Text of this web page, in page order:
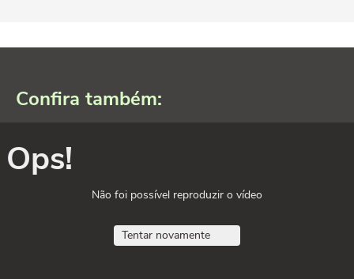
Confira também:
Ops!
Não foi possível reproduzir o vídeo
Tentar novamente